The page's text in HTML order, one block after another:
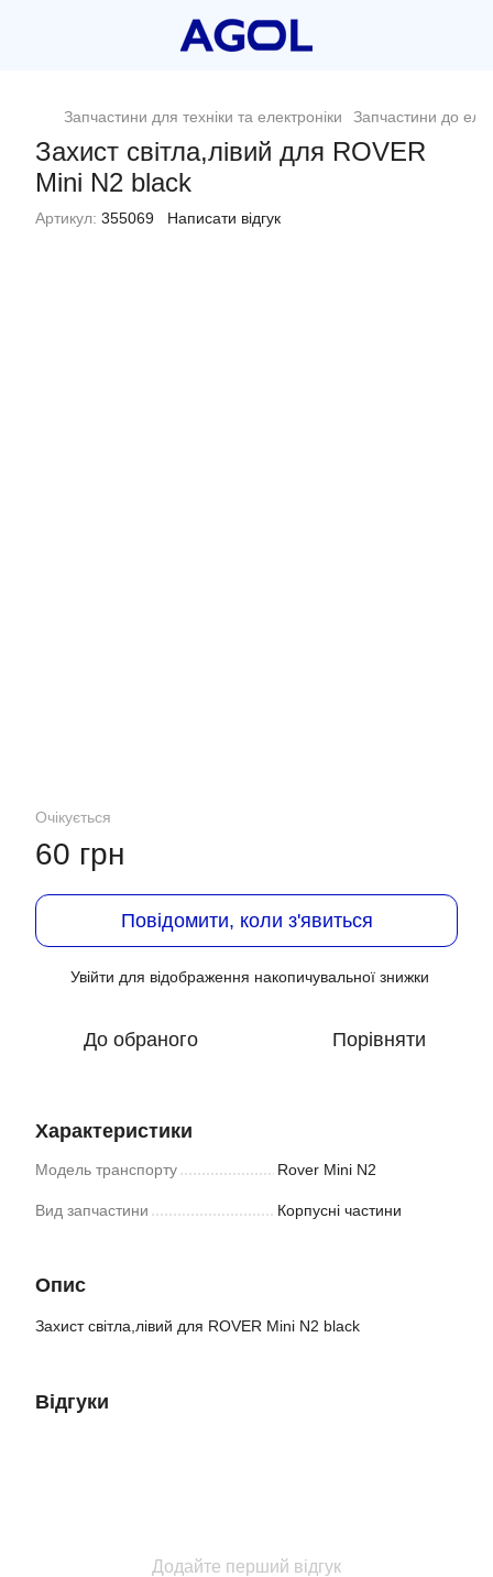
Запчастини для техніки та електроніки Запчастини до
Захист світла,лівий для ROVER
Mini N2 black
Артикул: 355069 Написати відгук
Очікується
60 грн
Повідомити, коли з'явиться
Увійти для відображення накопичувальної знижки
До обраного Порівняти
Характеристики
Модель транспорту Rover Mini N2
Вид запчастини Корпусні частини
Опис
Захист світла,лівий для ROVER Mini N2 black
Відгуки
Додайте перший відгук